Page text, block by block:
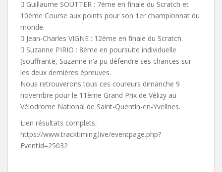
 Guillaume SOUTTER : 7ème en finale du Scratch et
10ème Course aux points pour son 1er championnat du
monde.
 Jean-Charles VIGNE : 12ème en finale du Scratch.
 Suzanne PIRIO : 8ème en poursuite individuelle
(souffrante, Suzanne n’a pu défendre ses chances sur
les deux dernières épreuves.
Nous retrouverons tous ces coureurs dimanche 9
novembre pour le 11ème Grand Prix de Vélizy au
Vélodrome National de Saint-Quentin-en-Yvelines.
Lien résultats complets :
https://www.tracktiming.live/eventpage.php?
EventId=25032